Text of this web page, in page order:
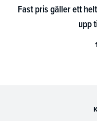
Fast pris gäller ett
upp